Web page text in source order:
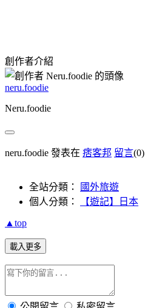
創作者介紹
neru.foodie
Neru.foodie
neru.foodie 發表在 痞客邦 留言(0)
全站分類：
國外旅遊
個人分類：
【遊記】日本
▲top
載入更多